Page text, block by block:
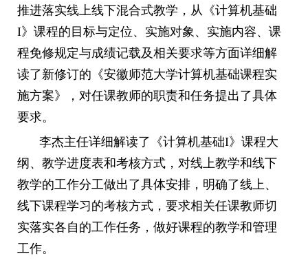
推进落实线上线下混合式教学，从《计算机基础
I》课程的目标与定位、实施对象、实施内容、课
程免修规定与成绩记载及相关要求等方面详细解
读了新修订的《安徽师范大学计算机基础课程实
施方案》，对任课教师的职责和任务提出了具体
要求。
李杰主任详细解读了《计算机基础I》课程大
纲、教学进度表和考核方式，对线上教学和线下
教学的工作分工做出了具体安排，明确了线上、
线下课程学习的考核方式，要求相关任课教师切
实落实各自的工作任务，做好课程的教学和管理
工作。